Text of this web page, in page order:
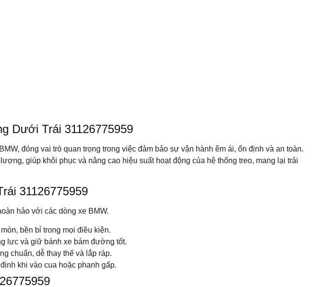
Dưới Trái 31126775959
đóng vai trò quan trọng trong việc đảm bảo sự vận hành êm ái, ổn định và an toàn.
giúp khôi phục và nâng cao hiệu suất hoạt động của hệ thống treo, mang lại trải
31126775959
hảo với các dòng xe BMW.
bền bỉ trong mọi điều kiện.
lực và giữ bánh xe bám đường tốt.
chuẩn, dễ thay thế và lắp ráp.
khi vào cua hoặc phanh gấp.